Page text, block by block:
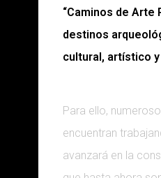
“Caminos de Arte
destinos
cultural, artístico
Para ello,
encuentran
avanzará en la